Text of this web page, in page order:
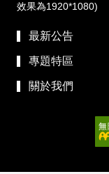
效果為1920*1080)
最新公告
專題特區
關於我們